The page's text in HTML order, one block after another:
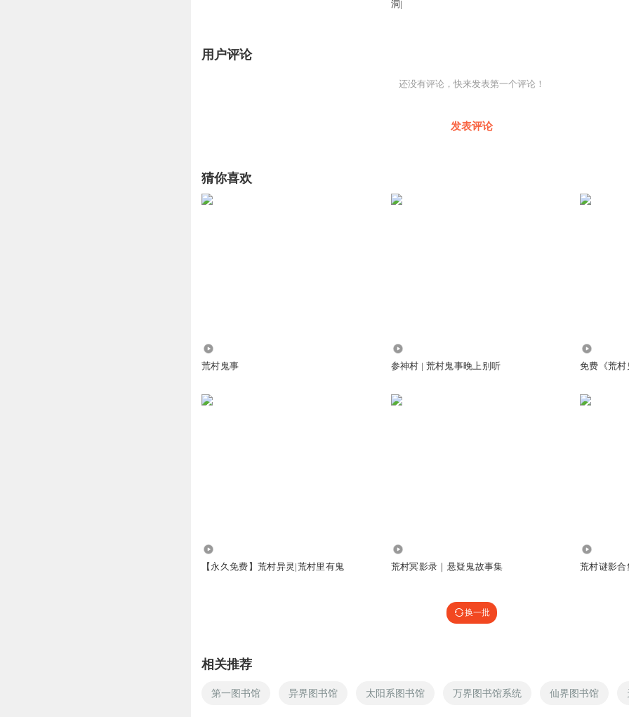
洞|
用户评论
还没有评论，快来发表第一个评论！
发表评论
猜你喜欢
荒村鬼事 参神村 | 荒村鬼事晚上别听 免费《荒村
【永久免费】荒村异灵|荒村里有鬼 荒村冥影录｜悬疑鬼故事集 荒村谜影
换一批
相关推荐
第一图书馆 异界图书馆 太阳系图书馆 万界图书馆系统 仙界图书馆